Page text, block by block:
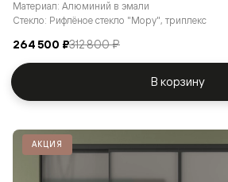
Материал: Алюминий в эмали
Стекло: Рифлёное стекло "Мору", триплекс
264 500 ₽312 800 ₽
В корзину
АКЦИЯ